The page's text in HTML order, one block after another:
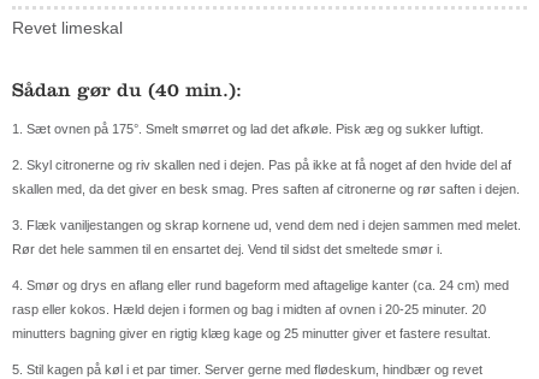
Revet limeskal
Sådan gør du (40 min.):
1. Sæt ovnen på 175°. Smelt smørret og lad det afkøle. Pisk æg og sukker luftigt.
2. Skyl citronerne og riv skallen ned i dejen. Pas på ikke at få noget af den hvide del af
skallen med, da det giver en besk smag. Pres saften af citronerne og rør saften i dejen.
3. Flæk vaniljestangen og skrap kornene ud, vend dem ned i dejen sammen med melet.
Rør det hele sammen til en ensartet dej. Vend til sidst det smeltede smør i.
4. Smør og drys en aflang eller rund bageform med aftagelige kanter (ca. 24 cm) med
rasp eller kokos. Hæld dejen i formen og bag i midten af ovnen i 20-25 minuter. 20
minutters bagning giver en rigtig klæg kage og 25 minutter giver et fastere resultat.
5. Stil kagen på køl i et par timer. Server gerne med flødeskum, hindbær og revet